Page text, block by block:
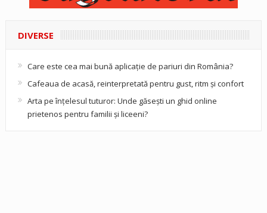
DIVERSE
Care este cea mai bună aplicație de pariuri din România?
Cafeaua de acasă, reinterpretată pentru gust, ritm și confort
Arta pe înțelesul tuturor: Unde găsești un ghid online
prietenos pentru familii și liceeni?